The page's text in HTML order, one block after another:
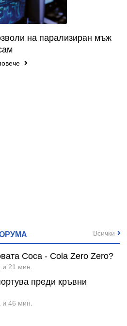
на парализиран мъж
Coca - Cola Zero Zero?
и 21 мин.
преди кръвни
и 46 мин.
Всички